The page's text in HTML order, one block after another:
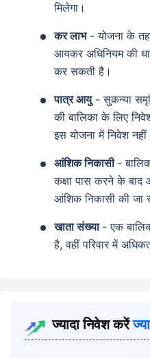
मिलेगा।
कर लाभ- योजना के
आयकर अधिनियम की
कर सकती है।
पात्र आयु- सुकन्या
की बालिका के लिए
इस योजना में निवेश
आंशिक निकासी -
कक्षा पास करने के बाद
आंशिक निकासी की जा
खाता संख्या - एक
है, वहीं परिवार में
ज्यादा निवेश करें